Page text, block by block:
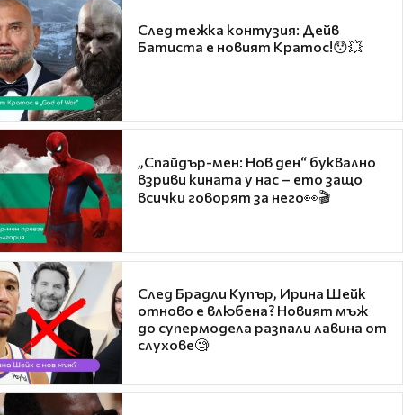
След тежка контузия: Дейв
Батиста е новият Кратос!😯💥
„Спайдър-мен: Нов ден“ буквално
взриви кината у нас – ето защо
всички говорят за него👀🎬
След Брадли Купър, Ирина Шейк
отново е влюбена? Новият мъж
до супермодела разпали лавина от
слухове🧐